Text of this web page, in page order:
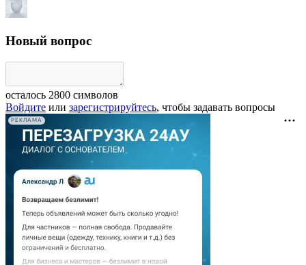
Новый вопрос
осталось 2800 символов
Войдите или зарегистрируйтесь, чтобы задавать вопросы
РЕКЛАМА